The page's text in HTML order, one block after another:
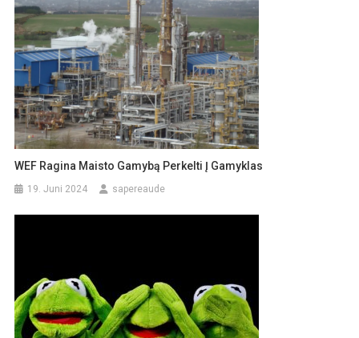
WEF Ragina Maisto Gamybą Perkelti Į Gamyklas
19. Juni 2024 sapereaude